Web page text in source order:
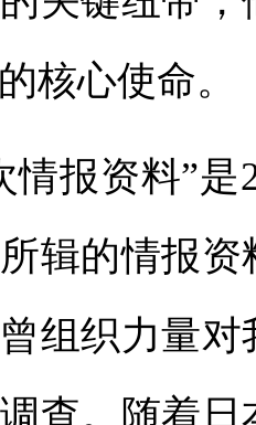
核心使命。
报资料”是
辑的情报
组织力量
查。随着日